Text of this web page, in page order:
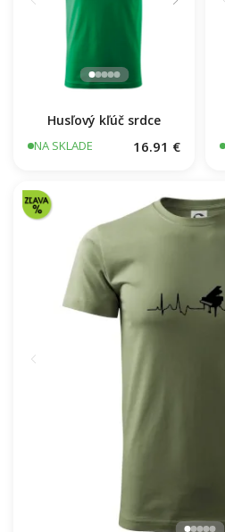
Husľový kľúč srdce
NA SKLADE 16.91 €